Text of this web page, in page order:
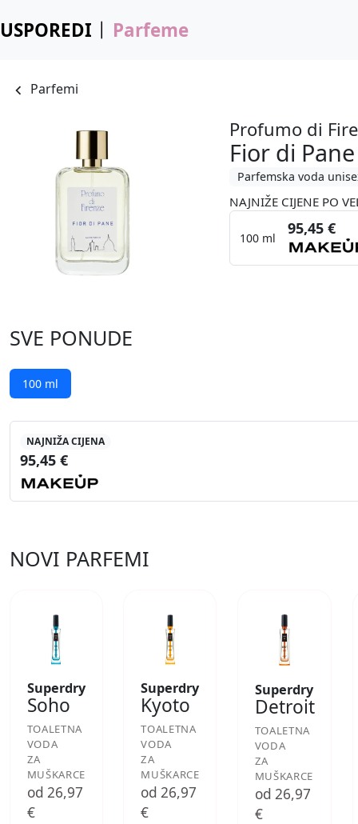
USPOREDI Parfeme
Parfemi
Profumo di
Fior di Pane
Parfemska voda
NAJNIŽE CIJENE PO
100 ml
95,45 €
SVE PONUDE
100 ml
NAJNIŽA CIJENA
95,45 €
NOVI PARFEMI
Superdry
Soho
TOALETNA
VODA
ZA
MUŠKARCE
od 26,97
€
Superdry
Kyoto
TOALETNA
VODA
ZA
MUŠKARCE
od 26,97
€
Superdry
Detroit
TOALETNA
VODA
ZA
MUŠKARCE
od 26,97
€